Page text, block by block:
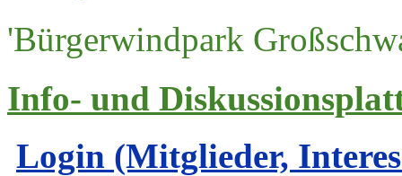
'Bürgerwindpark
Info- und
Login (Mitglieder,